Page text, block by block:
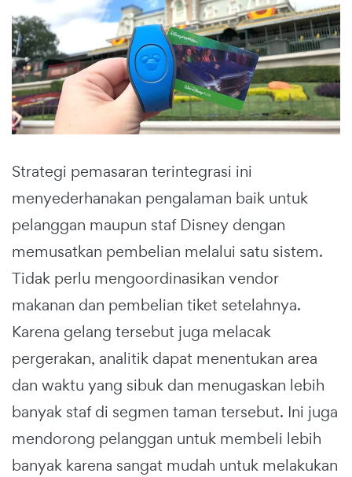
Strategi pemasaran terintegrasi ini
menyederhanakan pengalaman baik untuk
pelanggan maupun staf Disney dengan
memusatkan pembelian melalui satu sistem.
Tidak perlu mengoordinasikan vendor
makanan dan pembelian tiket setelahnya.
Karena gelang tersebut juga melacak
pergerakan, analitik dapat menentukan area
dan waktu yang sibuk dan menugaskan lebih
banyak staf di segmen taman tersebut. Ini juga
mendorong pelanggan untuk membeli lebih
banyak karena sangat mudah untuk melakukan